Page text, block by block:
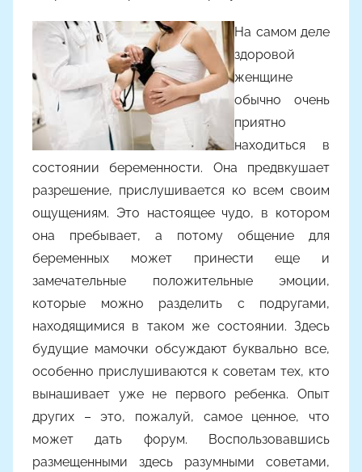
На самом деле
здоровой
женщине
обычно очень
приятно
находиться в
состоянии беременности. Она предвкушает
разрешение, прислушивается ко всем своим
ощущениям. Это настоящее чудо, в котором
она пребывает, а потому общение для
беременных может принести еще и
замечательные положительные эмоции,
которые можно разделить с подругами,
находящимися в таком же состоянии. Здесь
будущие мамочки обсуждают буквально все,
особенно прислушиваются к советам тех, кто
вынашивает уже не первого ребенка. Опыт
других – это, пожалуй, самое ценное, что
может дать форум. Воспользовавшись
размещенными здесь разумными советами,